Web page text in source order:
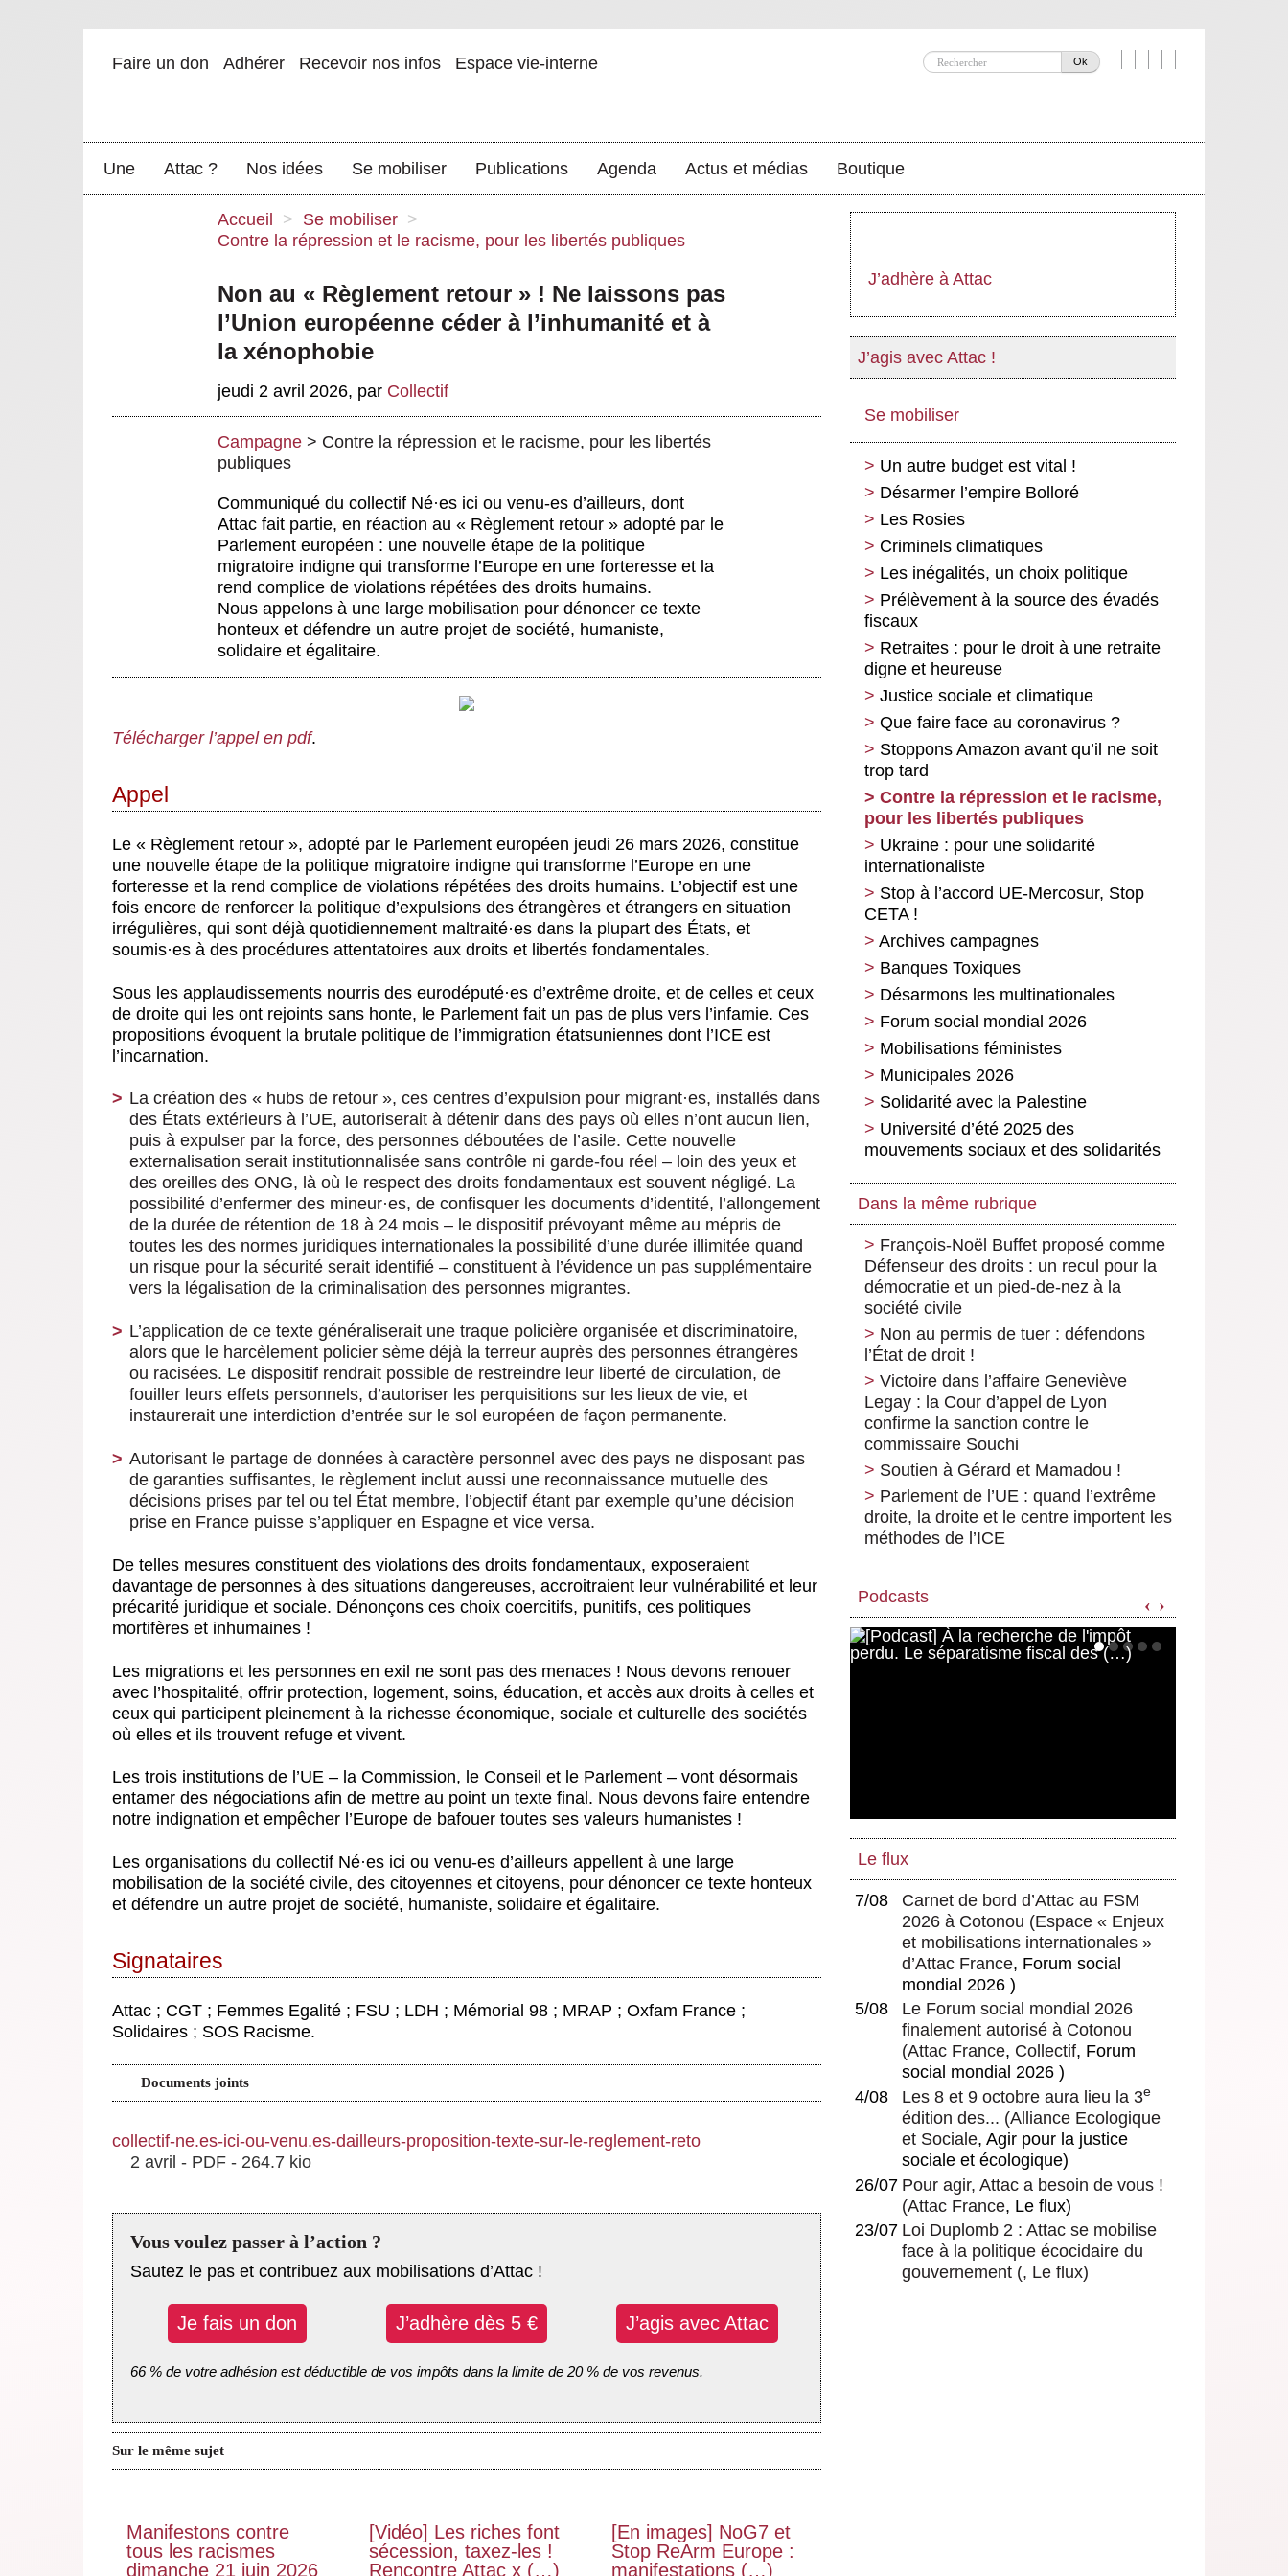
Ok
Faire un don Adhérer Recevoir nos infos Espace vie-interne
Une Attac ? Nos idées Se mobiliser Publications Agenda Actus et médias Boutique
Accueil > Se mobiliser >
Contre la répression et le racisme, pour les libertés publiques
Non au « Règlement retour » ! Ne laissons pas
l’Union européenne céder à l’inhumanité et à
la xénophobie
jeudi 2 avril 2026, par Collectif
Campagne > Contre la répression et le racisme, pour les libertés
publiques
Communiqué du collectif Né·es ici ou venu-es d’ailleurs, dont
Attac fait partie, en réaction au « Règlement retour » adopté par le
Parlement européen : une nouvelle étape de la politique
migratoire indigne qui transforme l’Europe en une forteresse et la
rend complice de violations répétées des droits humains.
Nous appelons à une large mobilisation pour dénoncer ce texte
honteux et défendre un autre projet de société, humaniste,
solidaire et égalitaire.
Télécharger l’appel en pdf.
Appel
Le « Règlement retour », adopté par le Parlement européen jeudi 26 mars 2026, constitue
une nouvelle étape de la politique migratoire indigne qui transforme l’Europe en une
forteresse et la rend complice de violations répétées des droits humains. L’objectif est une
fois encore de renforcer la politique d’expulsions des étrangères et étrangers en situation
irrégulières, qui sont déjà quotidiennement maltraité·es dans la plupart des États, et
soumis·es à des procédures attentatoires aux droits et libertés fondamentales.
Sous les applaudissements nourris des eurodéputé·es d’extrême droite, et de celles et ceux
de droite qui les ont rejoints sans honte, le Parlement fait un pas de plus vers l’infamie. Ces
propositions évoquent la brutale politique de l’immigration étatsuniennes dont l’ICE est
l’incarnation.
La création des « hubs de retour », ces centres d’expulsion pour migrant·es, installés dans
des États extérieurs à l’UE, autoriserait à détenir dans des pays où elles n’ont aucun lien,
puis à expulser par la force, des personnes déboutées de l’asile. Cette nouvelle
externalisation serait institutionnalisée sans contrôle ni garde-fou réel – loin des yeux et
des oreilles des ONG, là où le respect des droits fondamentaux est souvent négligé. La
possibilité d’enfermer des mineur·es, de confisquer les documents d’identité, l’allongement
de la durée de rétention de 18 à 24 mois – le dispositif prévoyant même au mépris de
toutes les des normes juridiques internationales la possibilité d’une durée illimitée quand
un risque pour la sécurité serait identifié – constituent à l’évidence un pas supplémentaire
vers la légalisation de la criminalisation des personnes migrantes.
L’application de ce texte généraliserait une traque policière organisée et discriminatoire,
alors que le harcèlement policier sème déjà la terreur auprès des personnes étrangères
ou racisées. Le dispositif rendrait possible de restreindre leur liberté de circulation, de
fouiller leurs effets personnels, d’autoriser les perquisitions sur les lieux de vie, et
instaurerait une interdiction d’entrée sur le sol européen de façon permanente.
Autorisant le partage de données à caractère personnel avec des pays ne disposant pas
de garanties suffisantes, le règlement inclut aussi une reconnaissance mutuelle des
décisions prises par tel ou tel État membre, l’objectif étant par exemple qu’une décision
prise en France puisse s’appliquer en Espagne et vice versa.
De telles mesures constituent des violations des droits fondamentaux, exposeraient
davantage de personnes à des situations dangereuses, accroitraient leur vulnérabilité et leur
précarité juridique et sociale. Dénonçons ces choix coercitifs, punitifs, ces politiques
mortifères et inhumaines !
Les migrations et les personnes en exil ne sont pas des menaces ! Nous devons renouer
avec l’hospitalité, offrir protection, logement, soins, éducation, et accès aux droits à celles et
ceux qui participent pleinement à la richesse économique, sociale et culturelle des sociétés
où elles et ils trouvent refuge et vivent.
Les trois institutions de l’UE – la Commission, le Conseil et le Parlement – vont désormais
entamer des négociations afin de mettre au point un texte final. Nous devons faire entendre
notre indignation et empêcher l’Europe de bafouer toutes ses valeurs humanistes !
Les organisations du collectif Né·es ici ou venu-es d’ailleurs appellent à une large
mobilisation de la société civile, des citoyennes et citoyens, pour dénoncer ce texte honteux
et défendre un autre projet de société, humaniste, solidaire et égalitaire.
Signataires
Attac ; CGT ; Femmes Egalité ; FSU ; LDH ; Mémorial 98 ; MRAP ; Oxfam France ;
Solidaires ; SOS Racisme.
Documents joints
collectif-ne.es-ici-ou-venu.es-dailleurs-proposition-texte-sur-le-reglement-reto
2 avril - PDF - 264.7 kio
Vous voulez passer à l’action ?
Sautez le pas et contribuez aux mobilisations d’Attac !
Je fais un don J’adhère dès 5 € J’agis avec Attac
66 % de votre adhésion est déductible de vos impôts dans la limite de 20 % de vos revenus.
Sur le même sujet
Manifestons contre
tous les racismes
dimanche 21 juin 2026
[Vidéo] Les riches font
sécession, taxez-les !
Rencontre Attac x (…)
[En images] NoG7 et
Stop ReArm Europe :
manifestations (…)
J’adhère à Attac
J’agis avec Attac !
Se mobiliser
Un autre budget est vital !
Désarmer l’empire Bolloré
Les Rosies
Criminels climatiques
Les inégalités, un choix politique
Prélèvement à la source des évadés
fiscaux
Retraites : pour le droit à une retraite
digne et heureuse
Justice sociale et climatique
Que faire face au coronavirus ?
Stoppons Amazon avant qu’il ne soit
trop tard
Contre la répression et le racisme,
pour les libertés publiques
Ukraine : pour une solidarité
internationaliste
Stop à l’accord UE-Mercosur, Stop
CETA !
Archives campagnes
Banques Toxiques
Désarmons les multinationales
Forum social mondial 2026
Mobilisations féministes
Municipales 2026
Solidarité avec la Palestine
Université d’été 2025 des
mouvements sociaux et des solidarités
Dans la même rubrique
François-Noël Buffet proposé comme
Défenseur des droits : un recul pour la
démocratie et un pied-de-nez à la
société civile
Non au permis de tuer : défendons
l’État de droit !
Victoire dans l’affaire Geneviève
Legay : la Cour d’appel de Lyon
confirme la sanction contre le
commissaire Souchi
Soutien à Gérard et Mamadou !
Parlement de l’UE : quand l’extrême
droite, la droite et le centre importent les
méthodes de l’ICE
Podcasts ‹ ›
Le flux
7/08
Carnet de bord d’Attac au FSM
2026 à Cotonou (Espace « Enjeux
et mobilisations internationales »
d’Attac France, Forum social
mondial 2026 )
5/08
Le Forum social mondial 2026
finalement autorisé à Cotonou
(Attac France, Collectif, Forum
social mondial 2026 )
4/08
Les 8 et 9 octobre aura lieu la 3e
édition des... (Alliance Ecologique
et Sociale, Agir pour la justice
sociale et écologique)
26/07 Pour agir, Attac a besoin de vous !
(Attac France, Le flux)
23/07 Loi Duplomb 2 : Attac se mobilise
face à la politique écocidaire du
gouvernement (, Le flux)